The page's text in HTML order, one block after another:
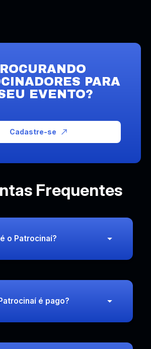
PARA
EVENTO?
Cadastre-se
Frequentes
o Patrocinaí?
é pago?